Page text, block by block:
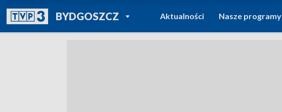
BYDGOSZCZPOWRÓT DO
TVP REGIONY
Aktualności Nasze programy